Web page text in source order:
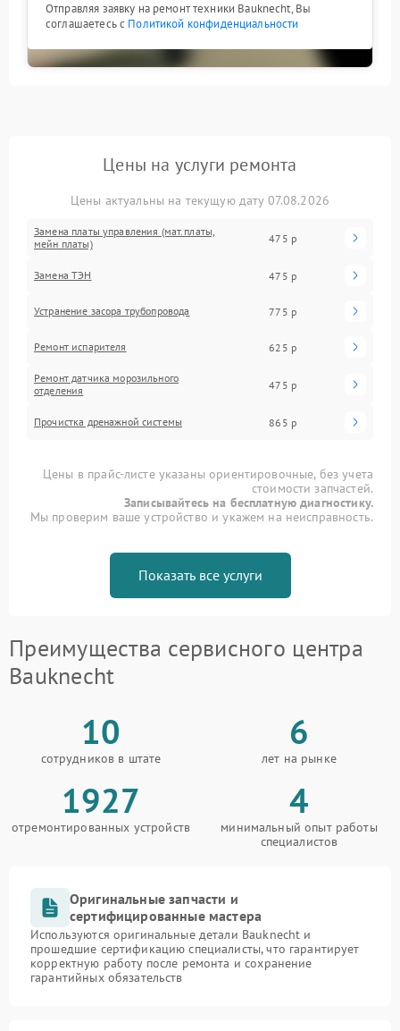
Отправляя заявку на ремонт техники Bauknecht, Вы
соглашаетесь с Политикой конфиденциальности
Цены на услуги ремонта
Цены актуальны на текущую дату 07.08.2026
Замена платы управления (мат.платы,
мейн платы)
475 р
Замена ТЭН 475 р
Устранение засора трубопровода 775 р
Ремонт испарителя 625 р
Ремонт датчика морозильного
отделения
475 р
Прочистка дренажной системы 865 р
Цены в прайс-листе указаны ориентировочные, без учета
стоимости запчастей.
Записывайтесь на бесплатную диагностику.
Мы проверим ваше устройство и укажем на неисправность.
Показать все услуги
Преимущества сервисного центра
Bauknecht
10
сотрудников в штате
6
лет на рынке
1927
отремонтированных устройств
4
минимальный опыт работы
специалистов
Оригинальные запчасти и
сертифицированные мастера
Используются оригинальные детали Bauknecht и
прошедшие сертификацию специалисты, что гарантирует
корректную работу после ремонта и сохранение
гарантийных обязательств